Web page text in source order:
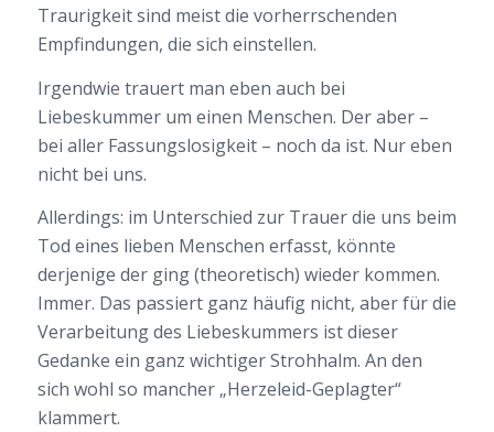
Traurigkeit sind meist die vorherrschenden
Empfindungen, die sich einstellen.
Irgendwie trauert man eben auch bei
Liebeskummer um einen Menschen. Der aber –
bei aller Fassungslosigkeit – noch da ist. Nur eben
nicht bei uns.
Allerdings: im Unterschied zur Trauer die uns beim
Tod eines lieben Menschen erfasst, könnte
derjenige der ging (theoretisch) wieder kommen.
Immer. Das passiert ganz häufig nicht, aber für die
Verarbeitung des Liebeskummers ist dieser
Gedanke ein ganz wichtiger Strohhalm. An den
sich wohl so mancher „Herzeleid-Geplagter“
klammert.